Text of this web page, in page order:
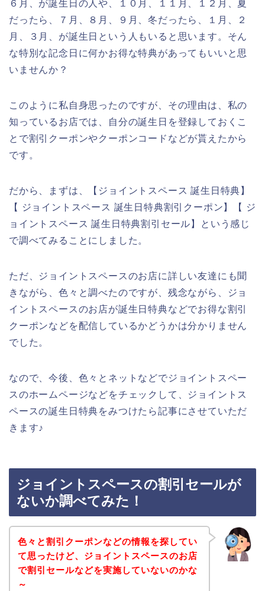
６月、が誕生日の人や、１０月、１１月、１２月、夏
だったら、７月、８月、９月、冬だったら、１月、２
月、３月、が誕生日という人もいると思います。そん
な特別な記念日に何かお得な特典があってもいいと思
いませんか？
このように私自身思ったのですが、その理由は、私の
知っているお店では、自分の誕生日を登録しておくこ
とで割引クーポンやクーポンコードなどが貰えたから
です。
だから、まずは、【ジョイントスペース 誕生日特典】
【 ジョイントスペース 誕生日特典割引クーポン】【 ジ
ョイントスペース 誕生日特典割引セール】という感じ
で調べてみることにしました。
ただ、ジョイントスペースのお店に詳しい友達にも聞
きながら、色々と調べたのですが、残念ながら、ジョ
イントスペースのお店が誕生日特典などでお得な割引
クーポンなどを配信しているかどうかは分かりません
でした。
なので、今後、色々とネットなどでジョイントスペー
スのホームページなどをチェックして、ジョイントス
ペースの誕生日特典をみつけたら記事にさせていただ
きます♪
ジョイントスペースの割引セールが
ないか調べてみた！
色々と割引クーポンなどの情報を探してい
て思ったけど、ジョイントスペースのお店
で割引セールなどを実施していないのかな
～